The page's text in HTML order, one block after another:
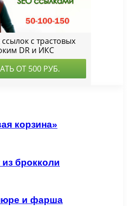
корзина»
брокколи
и фарша